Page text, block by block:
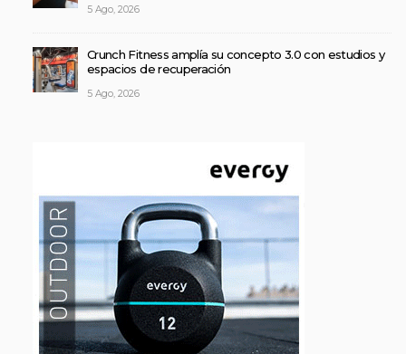
5 Ago, 2026
Crunch Fitness amplía su concepto 3.0 con estudios y
espacios de recuperación
5 Ago, 2026